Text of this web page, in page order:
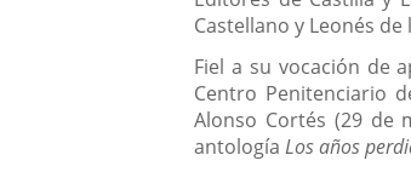
Castellano y Leonés
Fiel a su vocación de
Centro Penitenciario
Alonso Cortés (29 de
antologíaLos años